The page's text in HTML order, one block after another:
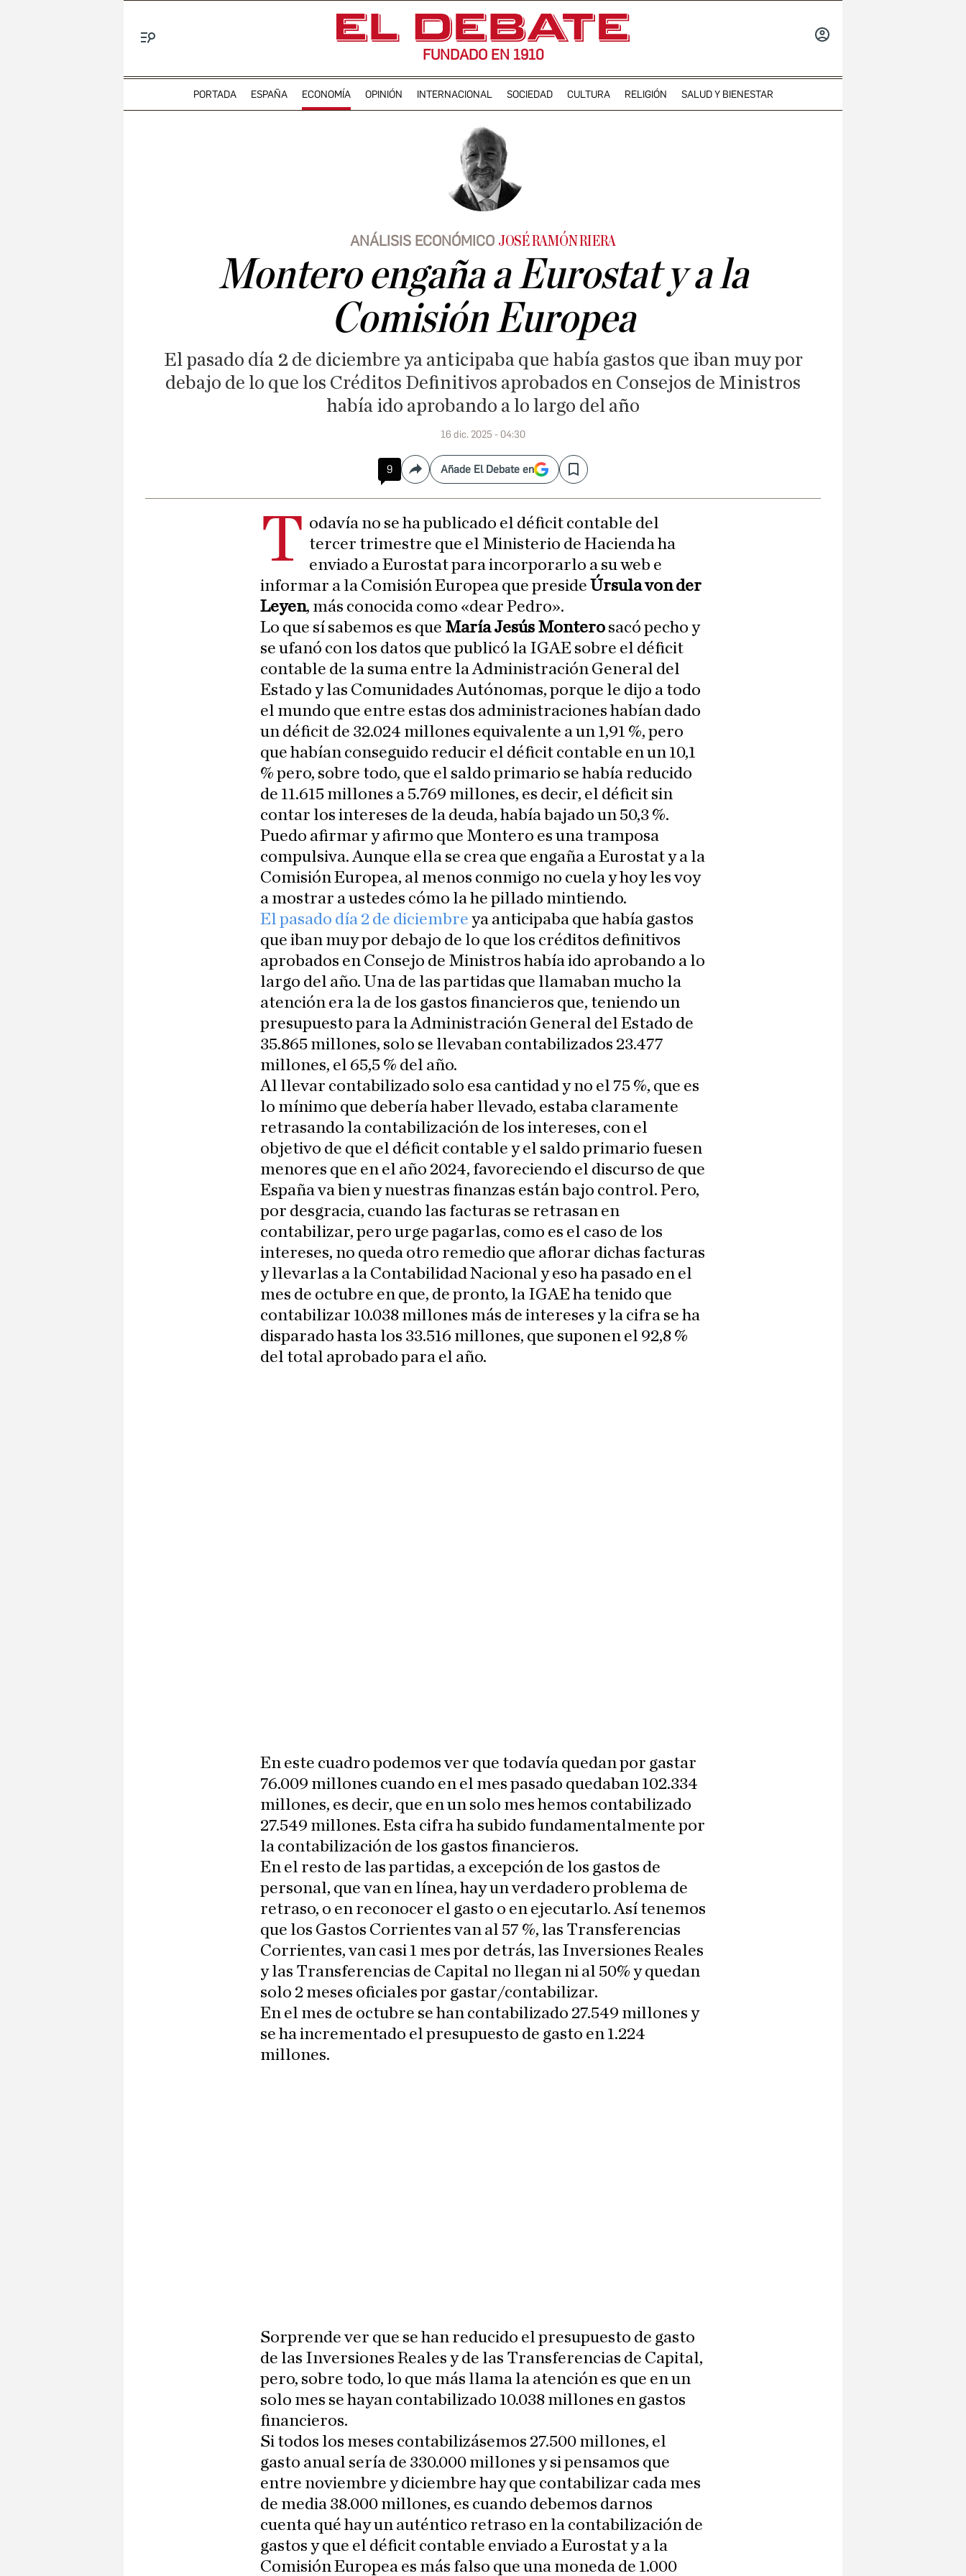
FUNDADO EN 1910
PORTADA ESPAÑA ECONOMÍA OPINIÓN INTERNACIONAL SOCIEDAD CULTURA RELIGIÓN SALUD Y BIENESTAR
ANÁLISIS ECONÓMICO JOSÉ RAMÓN RIERA
Montero engaña a Eurostat y a la
Comisión Europea
El pasado día 2 de diciembre ya anticipaba que había gastos que iban muy por
debajo de lo que los Créditos Definitivos aprobados en Consejos de Ministros
había ido aprobando a lo largo del año
16 dic. 2025 - 04:30
9 CompartirAñade El Debate en Save
T odavía no se ha publicado el déficit contable del
tercer trimestre que el Ministerio de Hacienda ha
enviado a Eurostat para incorporarlo a su web e
informar a la Comisión Europea que preside Úrsula von der
Leyen, más conocida como «dear Pedro».
Lo que sí sabemos es que María Jesús Montero sacó pecho y
se ufanó con los datos que publicó la IGAE sobre el déficit
contable de la suma entre la Administración General del
Estado y las Comunidades Autónomas, porque le dijo a todo
el mundo que entre estas dos administraciones habían dado
un déficit de 32.024 millones equivalente a un 1,91 %, pero
que habían conseguido reducir el déficit contable en un 10,1
% pero, sobre todo, que el saldo primario se había reducido
de 11.615 millones a 5.769 millones, es decir, el déficit sin
contar los intereses de la deuda, había bajado un 50,3 %.
Puedo afirmar y afirmo que Montero es una tramposa
compulsiva. Aunque ella se crea que engaña a Eurostat y a la
Comisión Europea, al menos conmigo no cuela y hoy les voy
a mostrar a ustedes cómo la he pillado mintiendo.
El pasado día 2 de diciembre ya anticipaba que había gastos
que iban muy por debajo de lo que los créditos definitivos
aprobados en Consejo de Ministros había ido aprobando a lo
largo del año. Una de las partidas que llamaban mucho la
atención era la de los gastos financieros que, teniendo un
presupuesto para la Administración General del Estado de
35.865 millones, solo se llevaban contabilizados 23.477
millones, el 65,5 % del año.
Al llevar contabilizado solo esa cantidad y no el 75 %, que es
lo mínimo que debería haber llevado, estaba claramente
retrasando la contabilización de los intereses, con el
objetivo de que el déficit contable y el saldo primario fuesen
menores que en el año 2024, favoreciendo el discurso de que
España va bien y nuestras finanzas están bajo control. Pero,
por desgracia, cuando las facturas se retrasan en
contabilizar, pero urge pagarlas, como es el caso de los
intereses, no queda otro remedio que aflorar dichas facturas
y llevarlas a la Contabilidad Nacional y eso ha pasado en el
mes de octubre en que, de pronto, la IGAE ha tenido que
contabilizar 10.038 millones más de intereses y la cifra se ha
disparado hasta los 33.516 millones, que suponen el 92,8 %
del total aprobado para el año.
En este cuadro podemos ver que todavía quedan por gastar
76.009 millones cuando en el mes pasado quedaban 102.334
millones, es decir, que en un solo mes hemos contabilizado
27.549 millones. Esta cifra ha subido fundamentalmente por
la contabilización de los gastos financieros.
En el resto de las partidas, a excepción de los gastos de
personal, que van en línea, hay un verdadero problema de
retraso, o en reconocer el gasto o en ejecutarlo. Así tenemos
que los Gastos Corrientes van al 57 %, las Transferencias
Corrientes, van casi 1 mes por detrás, las Inversiones Reales
y las Transferencias de Capital no llegan ni al 50% y quedan
solo 2 meses oficiales por gastar/contabilizar.
En el mes de octubre se han contabilizado 27.549 millones y
se ha incrementado el presupuesto de gasto en 1.224
millones.
Sorprende ver que se han reducido el presupuesto de gasto
de las Inversiones Reales y de las Transferencias de Capital,
pero, sobre todo, lo que más llama la atención es que en un
solo mes se hayan contabilizado 10.038 millones en gastos
financieros.
Si todos los meses contabilizásemos 27.500 millones, el
gasto anual sería de 330.000 millones y si pensamos que
entre noviembre y diciembre hay que contabilizar cada mes
de media 38.000 millones, es cuando debemos darnos
cuenta qué hay un auténtico retraso en la contabilización de
gastos y que el déficit contable enviado a Eurostat y a la
Comisión Europea es más falso que una moneda de 1.000